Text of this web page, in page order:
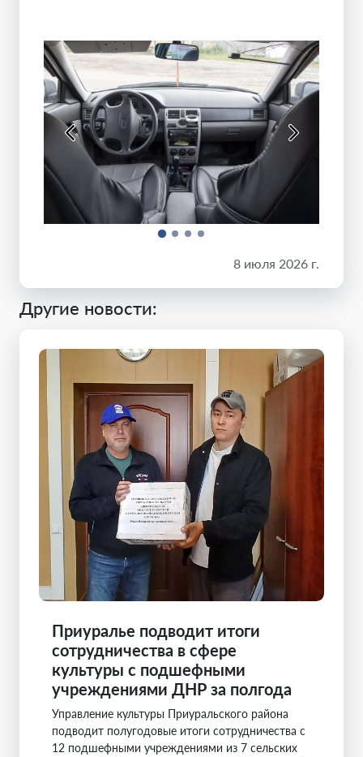
8 июля 2026 г.
Другие новости:
Приуралье подводит итоги
сотрудничества в сфере
культуры с подшефными
учреждениями ДНР за полгода
Управление культуры Приуральского района
подводит полугодовые итоги сотрудничества с
12 подшефными учреждениями из 7 сельских